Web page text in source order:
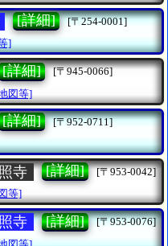
[詳細]
[〒254-0001]
]
[詳細]
[〒945-0066]
図等]
[詳細]
[〒952-0711]
寺 [詳細]
[〒953-0042]
等]
寺 [詳細]
[〒953-0076]